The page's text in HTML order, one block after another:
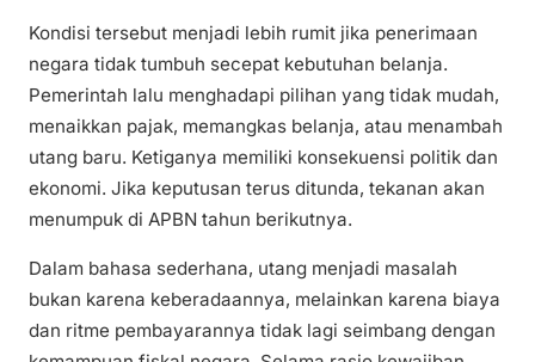
Kondisi tersebut menjadi lebih rumit jika penerimaan
negara tidak tumbuh secepat kebutuhan belanja.
Pemerintah lalu menghadapi pilihan yang tidak mudah,
menaikkan pajak, memangkas belanja, atau menambah
utang baru. Ketiganya memiliki konsekuensi politik dan
ekonomi. Jika keputusan terus ditunda, tekanan akan
menumpuk di APBN tahun berikutnya.
Dalam bahasa sederhana, utang menjadi masalah
bukan karena keberadaannya, melainkan karena biaya
dan ritme pembayarannya tidak lagi seimbang dengan